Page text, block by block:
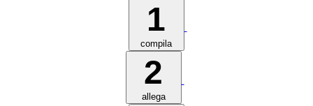
1
compila
2
allega